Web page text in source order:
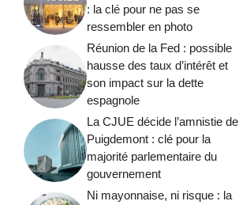
: la clé pour ne pas se
ressembler en photo
Réunion de la Fed : possible
hausse des taux d’intérêt et
son impact sur la dette
espagnole
La CJUE décide l’amnistie de
Puigdemont : clé pour la
majorité parlementaire du
gouvernement
Ni mayonnaise, ni risque : la